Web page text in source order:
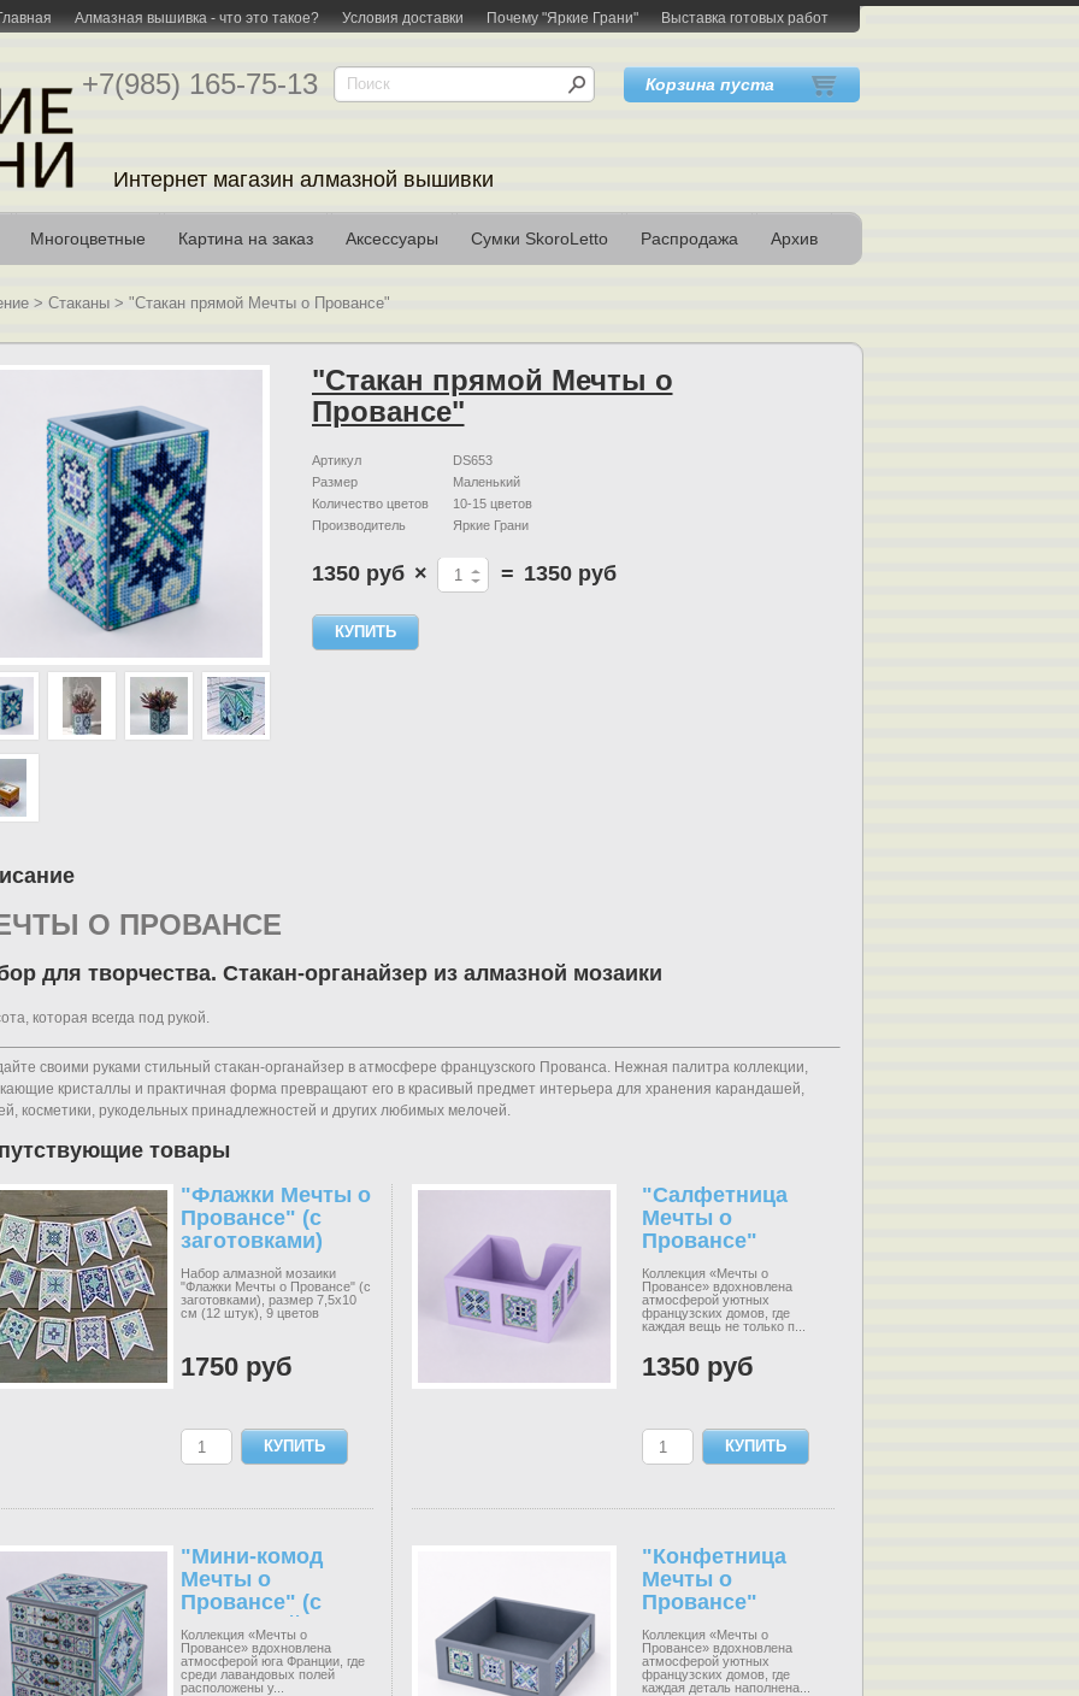
Алмазная вышивка - что это такое? Условия доставки Почему "Яркие Грани" Выставка готовых работ
Интернет магазин алмазной вышивки
+7(985) 165-75-13 Корзина пуста
Многоцветные Картина на заказ Аксессуары Сумки SkoroLetto Распродажа Архив
> Стаканы > "Стакан прямой Мечты о Провансе"
"Стакан прямой Мечты о
Провансе"
Артикул
DS653
Размер
Маленький
Количество цветов
10-15 цветов
Производитель
Яркие Грани
1350 руб × = 1350 руб
О ПРОВАНСЕ
для творчества. Стакан-органайзер из алмазной мозаики
которая всегда под рукой.
своими руками стильный стакан-органайзер в атмосфере французского Прованса. Нежная палитра коллекции,
кристаллы и практичная форма превращают его в красивый предмет интерьера для хранения карандашей,
косметики, рукодельных принадлежностей и других любимых мелочей.
товары
"Флажки Мечты о
Провансе" (с
заготовками)
Набор алмазной мозаики
"Флажки Мечты о Провансе" (с
заготовками), размер 7,5х10
см (12 штук), 9 цветов
1750 руб
"Салфетница
Мечты о
Провансе"
Коллекция «Мечты о
Провансе» вдохновлена
атмосферой уютных
французских домов, где
каждая вещь не только п...
1350 руб
"Мини-комод
Мечты о
Провансе" (с
заготовкой)
Коллекция «Мечты о
Провансе» вдохновлена
атмосферой юга Франции, где
среди лавандовых полей
расположены у...
"Конфетница
Мечты о
Провансе"
Коллекция «Мечты о
Провансе» вдохновлена
атмосферой уютных
французских домов, где
каждая деталь наполнена...